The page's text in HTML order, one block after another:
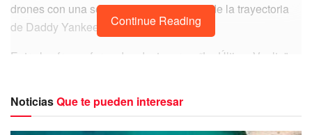
drones con una serie de figuras símbolo de la trayectoria
de Daddy Yankee.
Entre las frases formadas destacaron: “La Última Vuelta”,
Continue Reading
NoticiasQue te pueden interesar